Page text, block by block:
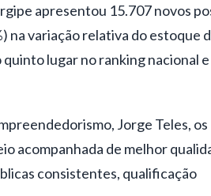
apresentou 15.707 novos
na variação relativa do estoque
lugar no ranking nacional
Jorge Teles, os
acompanhada de melhor
consistentes, qualificação